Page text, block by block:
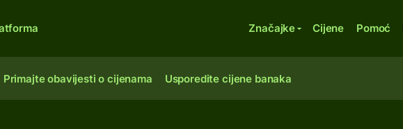
Značajke Cijene Pomoć
Primajte obavijesti o cijenama Usporedite cijene banaka